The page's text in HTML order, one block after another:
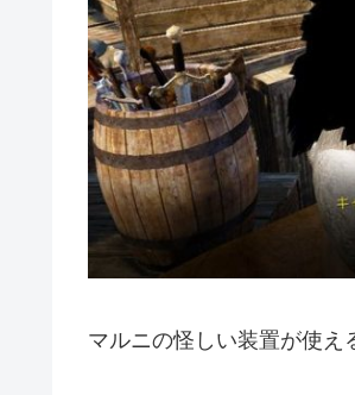
マルニの怪しい装置が使え